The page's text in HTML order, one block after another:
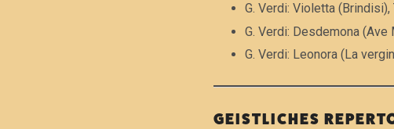
G. Verdi: Violetta (Brindisi),
G. Verdi: Desdemona (Ave
G. Verdi: Leonora (La
GEISTLICHES